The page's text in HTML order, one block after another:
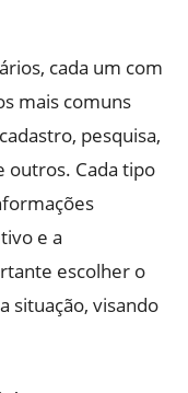
cada um com
mais comuns
pesquisa,
outros. Cada tipo
e a
escolher o
situação, visando